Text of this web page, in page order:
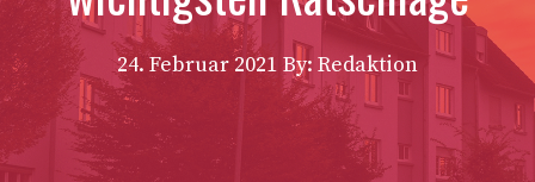
24. Februar 2021 By: Redaktion